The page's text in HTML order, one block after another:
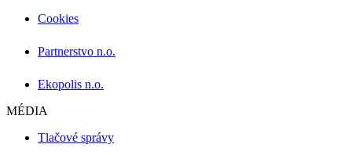
Cookies
Partnerstvo n.o.
Ekopolis n.o.
MÉDIA
Tlačové správy